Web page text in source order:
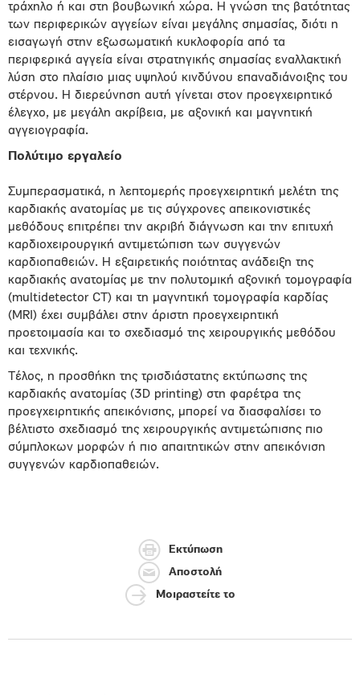
τράχηλο ή και στη βουβωνική χώρα. Η γνώση της βατότητας
των περιφερικών αγγείων είναι μεγάλης σημασίας, διότι η
εισαγωγή στην εξωσωματική κυκλοφορία από τα
περιφερικά αγγεία είναι στρατηγικής σημασίας εναλλακτική
λύση στο πλαίσιο μιας υψηλού κινδύνου επαναδιάνοιξης του
στέρνου. Η διερεύνηση αυτή γίνεται στον προεγχειρητικό
έλεγχο, με μεγάλη ακρίβεια, με αξονική και μαγνητική
αγγειογραφία.
Πολύτιμο εργαλείο
Συμπερασματικά, η λεπτομερής προεγχειρητική μελέτη της
καρδιακής ανατομίας με τις σύγχρονες απεικονιστικές
μεθόδους επιτρέπει την ακριβή διάγνωση και την επιτυχή
καρδιοχειρουργική αντιμετώπιση των συγγενών
καρδιοπαθειών. Η εξαιρετικής ποιότητας ανάδειξη της
καρδιακής ανατομίας με την πολυτομική αξονική τομογραφία
(multidetector CT) και τη μαγνητική τομογραφία καρδίας
(MRΙ) έχει συμβάλει στην άριστη προεγχειρητική
προετοιμασία και το σχεδιασμό της χειρουργικής μεθόδου
και τεχνικής.
Τέλος, η προσθήκη της τρισδιάστατης εκτύπωσης της
καρδιακής ανατομίας (3D printing) στη φαρέτρα της
προεγχειρητικής απεικόνισης, μπορεί να διασφαλίσει το
βέλτιστο σχεδιασμό της χειρουργικής αντιμετώπισης πιο
σύμπλοκων μορφών ή πιο απαιτητικών στην απεικόνιση
συγγενών καρδιοπαθειών.
Εκτύπωση
Αποστολή
Μοιραστείτε το